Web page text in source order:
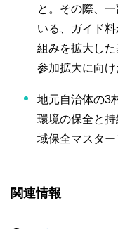
と。その際、
いる、ガイド
組みを拡大し
参加拡大に向け
地元自治体の3
環境の保全と
域保全マスター
関連情報